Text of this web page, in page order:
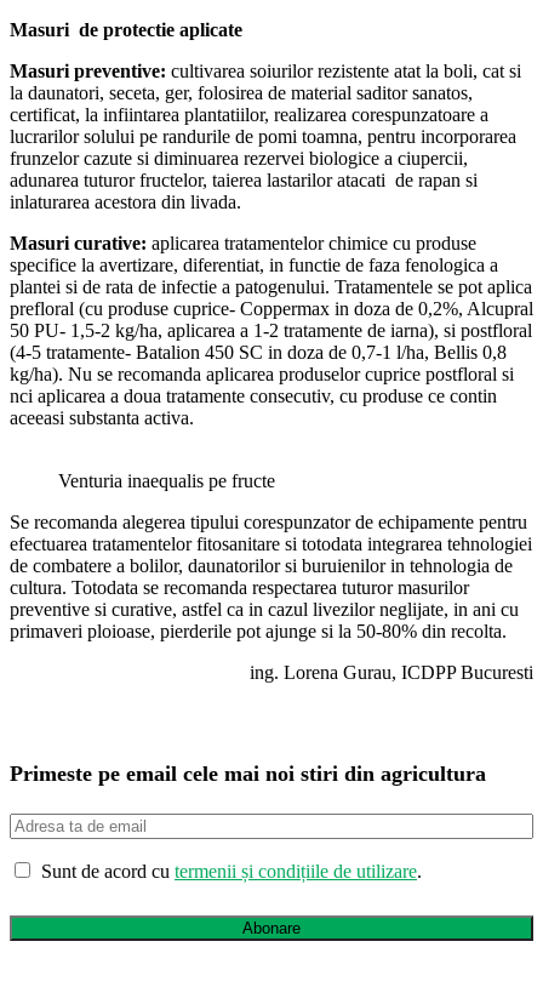
Masuri de protectie aplicate
Masuri preventive: cultivarea soiurilor rezistente atat la boli, cat si
la daunatori, seceta, ger, folosirea de material saditor sanatos,
certificat, la infiintarea plantatiilor, realizarea corespunzatoare a
lucrarilor solului pe randurile de pomi toamna, pentru incorporarea
frunzelor cazute si diminuarea rezervei biologice a ciupercii,
adunarea tuturor fructelor, taierea lastarilor atacati de rapan si
inlaturarea acestora din livada.
Masuri curative: aplicarea tratamentelor chimice cu produse
specifice la avertizare, diferentiat, in functie de faza fenologica a
plantei si de rata de infectie a patogenului. Tratamentele se pot aplica
prefloral (cu produse cuprice- Coppermax in doza de 0,2%, Alcupral
50 PU- 1,5-2 kg/ha, aplicarea a 1-2 tratamente de iarna), si postfloral
(4-5 tratamente- Batalion 450 SC in doza de 0,7-1 l/ha, Bellis 0,8
kg/ha). Nu se recomanda aplicarea produselor cuprice postfloral si
nci aplicarea a doua tratamente consecutiv, cu produse ce contin
aceeasi substanta activa.
Venturia inaequalis pe fructe
Se recomanda alegerea tipului corespunzator de echipamente pentru
efectuarea tratamentelor fitosanitare si totodata integrarea tehnologiei
de combatere a bolilor, daunatorilor si buruienilor in tehnologia de
cultura. Totodata se recomanda respectarea tuturor masurilor
preventive si curative, astfel ca in cazul livezilor neglijate, in ani cu
primaveri ploioase, pierderile pot ajunge si la 50-80% din recolta.
ing. Lorena Gurau, ICDPP Bucuresti
Primeste pe email cele mai noi stiri din agricultura
Sunt de acord cu termenii și condițiile de utilizare.
Abonare